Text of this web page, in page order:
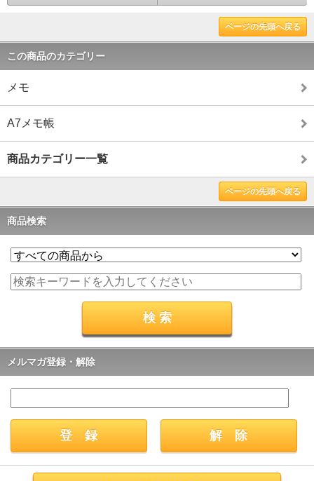
ページの先頭へ戻る
この商品のカテゴリー
メモ
A7メモ帳
商品カテゴリー一覧
ページの先頭へ戻る
商品検索
メルマガ登録・解除